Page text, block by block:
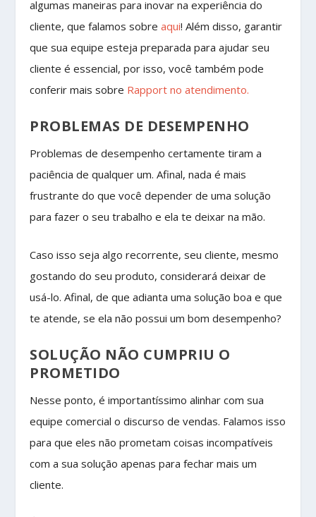
algumas maneiras para inovar na experiência do
cliente, que falamos sobreaqui! Além disso, garantir
que sua equipe esteja preparada para ajudar seu
cliente é essencial, por isso, você também pode
conferir mais sobre Rapport no atendimento.
PROBLEMAS DE DESEMPENHO
Problemas de desempenho certamente tiram a
paciência de qualquer um. Afinal, nada é mais
frustrante do que você depender de uma solução
para fazer o seu trabalho e ela te deixar na mão.
Caso isso seja algo recorrente, seu cliente, mesmo
gostando do seu produto, considerará deixar de
usá-lo. Afinal, de que adianta uma solução boa e que
te atende, se ela não possui um bom desempenho?
SOLUÇÃO NÃO CUMPRIU O
PROMETIDO
Nesse ponto, é importantíssimo alinhar com sua
equipe comercial o discurso de vendas. Falamos isso
para que eles não prometam coisas incompatíveis
com a sua solução apenas para fechar mais um
cliente.